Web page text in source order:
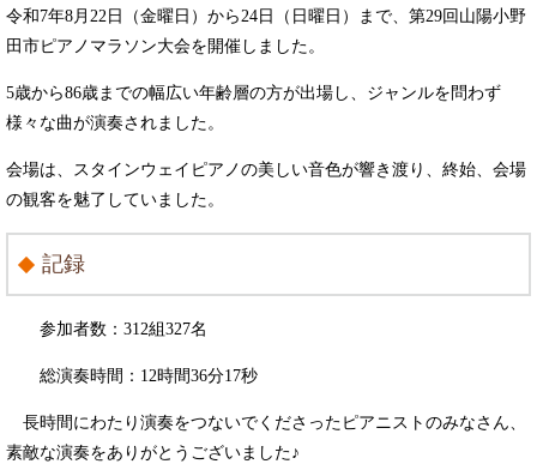
令和7年8月22日（金曜日）から24日（日曜日）まで、第29回山陽小野
田市ピアノマラソン大会を開催しました。
5歳から86歳までの幅広い年齢層の方が出場し、ジャンルを問わず
様々な曲が演奏されました。
会場は、スタインウェイピアノの美しい音色が響き渡り、終始、会場
の観客を魅了していました。
記録
参加者数：312組327名
総演奏時間：12時間36分17秒
長時間にわたり演奏をつないでくださったピアニストのみなさん、
素敵な演奏をありがとうございました♪